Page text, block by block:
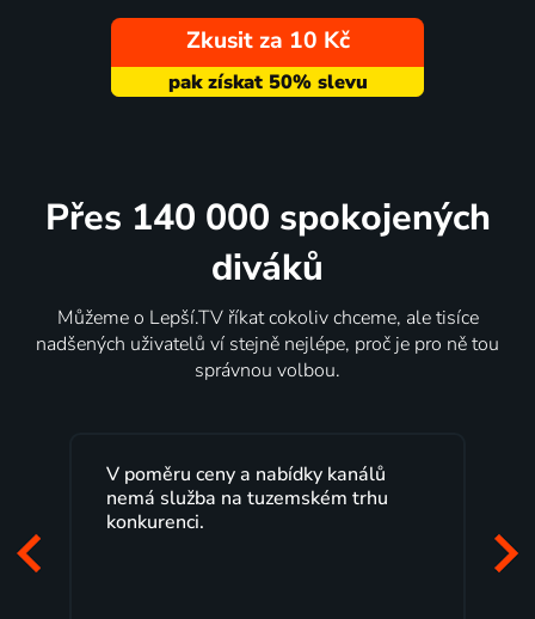
Zkusit za 10 Kč
Přes 140 000 spokojených
diváků
Můžeme o Lepší.TV říkat cokoliv chceme, ale tisíce
nadšených uživatelů ví stejně nejlépe, proč je pro ně tou
správnou volbou.
a nabídky kanálů
tuzemském trhu
Lepší.TV sleduji už
maximální spokojeností.
začátek programu, to je